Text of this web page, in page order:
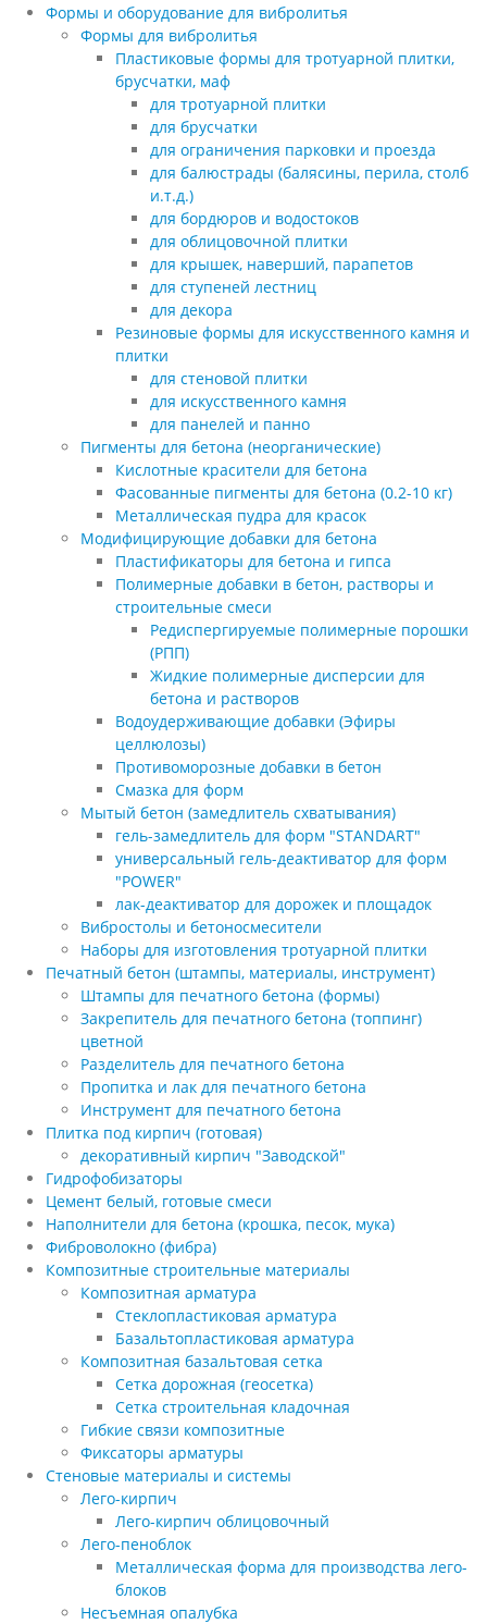
Формы и оборудование для вибролитья
Формы для вибролитья
Пластиковые формы для тротуарной плитки,
брусчатки, маф
для тротуарной плитки
для брусчатки
для ограничения парковки и проезда
для балюстрады (балясины, перила, столб
и.т.д.)
для бордюров и водостоков
для облицовочной плитки
для крышек, наверший, парапетов
для ступеней лестниц
для декора
Резиновые формы для искусственного камня и
плитки
для стеновой плитки
для искусственного камня
для панелей и панно
Пигменты для бетона (неорганические)
Кислотные красители для бетона
Фасованные пигменты для бетона (0.2-10 кг)
Металлическая пудра для красок
Модифицирующие добавки для бетона
Пластификаторы для бетона и гипса
Полимерные добавки в бетон, растворы и
строительные смеси
Редиспергируемые полимерные порошки
(РПП)
Жидкие полимерные дисперсии для
бетона и растворов
Водоудерживающие добавки (Эфиры
целлюлозы)
Противоморозные добавки в бетон
Смазка для форм
Мытый бетон (замедлитель схватывания)
гель-замедлитель для форм "STANDART"
универсальный гель-деактиватор для форм
"POWER"
лак-деактиватор для дорожек и площадок
Вибростолы и бетоносмесители
Наборы для изготовления тротуарной плитки
Печатный бетон (штампы, материалы, инструмент)
Штампы для печатного бетона (формы)
Закрепитель для печатного бетона (топпинг)
цветной
Разделитель для печатного бетона
Пропитка и лак для печатного бетона
Инструмент для печатного бетона
Плитка под кирпич (готовая)
декоративный кирпич "Заводской"
Гидрофобизаторы
Цемент белый, готовые смеси
Наполнители для бетона (крошка, песок, мука)
Фиброволокно (фибра)
Композитные строительные материалы
Композитная арматура
Стеклопластиковая арматура
Базальтопластиковая арматура
Композитная базальтовая сетка
Сетка дорожная (геосетка)
Сетка строительная кладочная
Гибкие связи композитные
Фиксаторы арматуры
Стеновые материалы и системы
Лего-кирпич
Лего-кирпич облицовочный
Лего-пеноблок
Металлическая форма для производства лего-
блоков
Несъемная опалубка